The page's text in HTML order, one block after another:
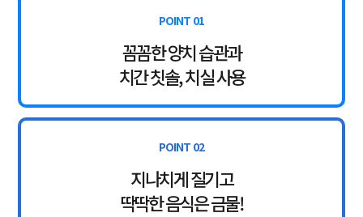
POINT 01
꼼꼼한 양치 습관과
치간 칫솔, 치실 사용
POINT 02
지나치게 질기고
딱딱한 음식은 금물!